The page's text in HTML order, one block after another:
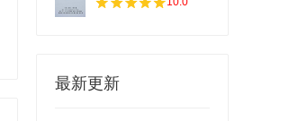
最新更新